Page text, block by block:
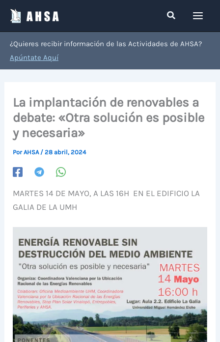
contenido
Buscar
¿Quieres recibir información de las Actividades de AHSA?
Apúntate Aquí
La implantación de renovables a
debate: «Otra solución es posible
y necesaria»
PorAHSA /28 abril, 2024
MARTES 14 DE MAYO, A LAS 16H EN EL EDIFICIO LA
GALIA DE LA UMH